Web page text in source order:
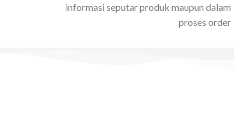
informasi seputar produk maupun dalam
proses order